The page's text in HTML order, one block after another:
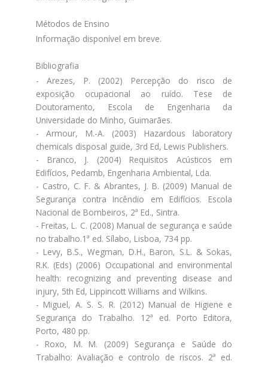
Métodos de Ensino
Informação disponível em breve.
Bibliografia
- Arezes, P. (2002) Percepção do risco de
exposição ocupacional ao ruído. Tese de
Doutoramento, Escola de Engenharia da
Universidade do Minho, Guimarães.
- Armour, M.-A. (2003) Hazardous laboratory
chemicals disposal guide, 3rd Ed, Lewis Publishers.
- Branco, J. (2004) Requisitos Acústicos em
Edifícios, Pedamb, Engenharia Ambiental, Lda.
- Castro, C. F. & Abrantes, J. B. (2009) Manual de
Segurança contra Incêndio em Edifícios. Escola
Nacional de Bombeiros, 2ª Ed., Sintra.
- Freitas, L. C. (2008) Manual de segurança e saúde
no trabalho.1ª ed. Sílabo, Lisboa, 734 pp.
- Levy, B.S., Wegman, D.H., Baron, S.L. & Sokas,
R.K. (Eds) (2006) Occupational and environmental
health: recognizing and preventing disease and
injury, 5th Ed, Lippincott Williams and Wilkins.
- Miguel, A. S. S. R. (2012) Manual de Higiene e
Segurança do Trabalho. 12ª ed. Porto Editora,
Porto, 480 pp.
- Roxo, M. M. (2009) Segurança e Saúde do
Trabalho: Avaliação e controlo de riscos. 2ª ed.